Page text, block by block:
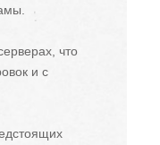
что
и с